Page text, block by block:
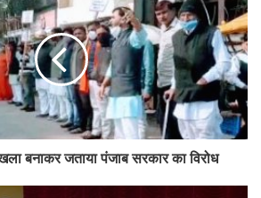
बनाकर जताया पंजाब सरकार का विरोध